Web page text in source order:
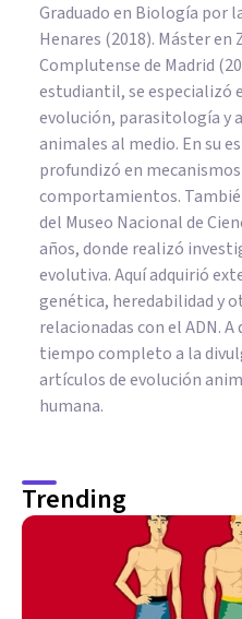
Graduado en Biología por
Henares (2018). Máster
Complutense de Madrid
estudiantil, se
evolución, parasitología y
animales al medio. En su
profundizó en
comportamientos.
del Museo Nacional de
años, donde realizó
evolutiva. Aquí adquirió
genética, heredabilidad y
relacionadas con el ADN. A
tiempo completo a la
artículos de evolución
humana.
Trending